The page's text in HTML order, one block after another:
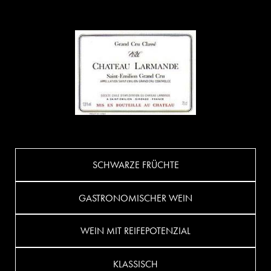
SCHWARZE FRÜCHTE
GASTRONOMISCHER WEIN
WEIN MIT REIFEPOTENZIAL
KLASSISCH